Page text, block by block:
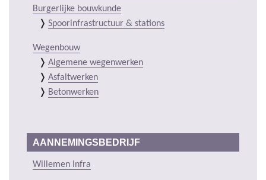
Burgerlijke bouwkunde
Spoorinfrastructuur & stations
Wegenbouw
Algemene wegenwerken
Asfaltwerken
Betonwerken
AANNEMINGSBEDRIJF
Willemen Infra